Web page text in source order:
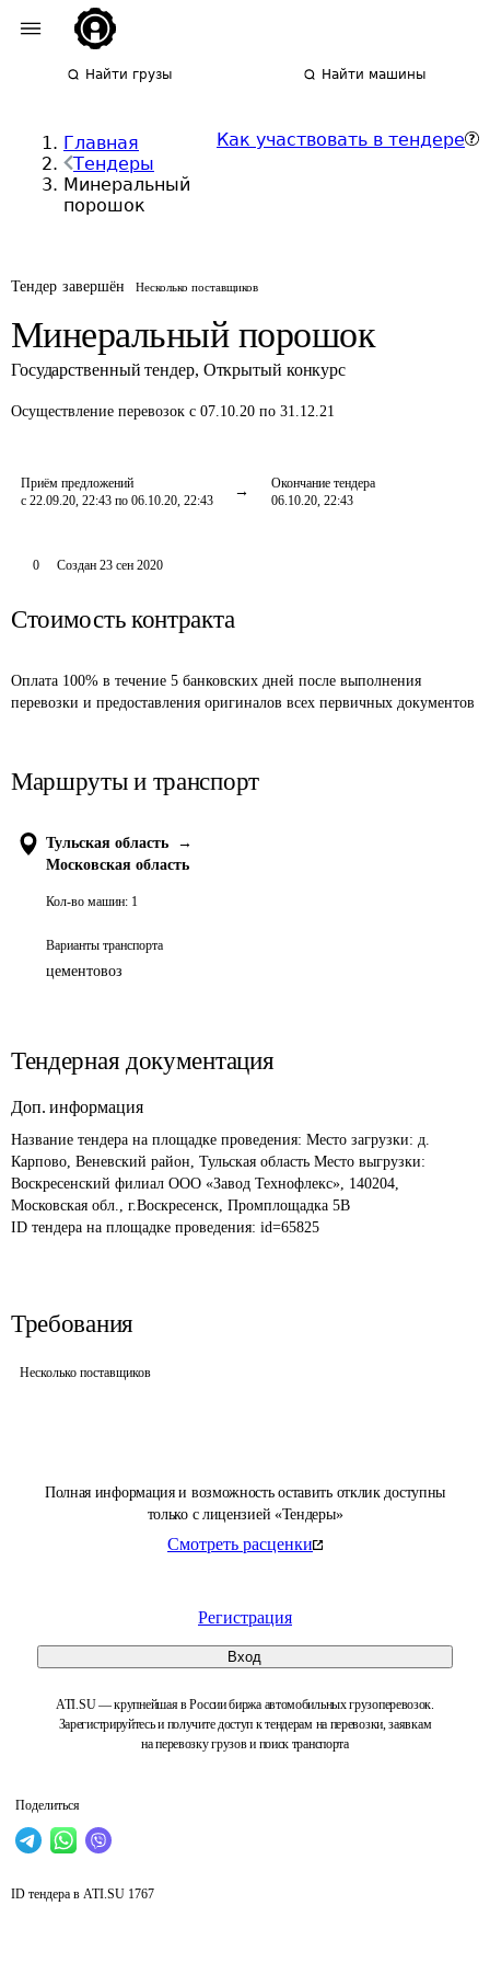
Найти грузы Найти машины
Главная
Тендеры
Минеральный
порошок
Как участвовать в тендере
Тендер завершён Несколько поставщиков
Минеральный порошок
Государственный тендер, Открытый конкурс
Осуществление перевозок с 07.10.20 по 31.12.21
Приём предложений
с 22.09.20, 22:43 по 06.10.20, 22:43
Окончание тендера
06.10.20, 22:43
Полная информация и возможность оставить отклик доступны
только с лицензией «Тендеры»
Смотреть расценки
Регистрация
Вход
ATI.SU — крупнейшая в России биржа автомобильных грузоперевозок.
Зарегистрируйтесь и получите доступ к тендерам на перевозки, заявкам
на перевозку грузов и поиск транспорта
Поделиться
0 Создан 23 сен 2020
Стоимость контракта
Оплата 100% в течение 5 банковских дней после выполнения
перевозки и предоставления оригиналов всех первичных документов
Маршруты и транспорт
Тульская область
→
Московская область
Кол-во машин: 1
Варианты транспорта
цементовоз
Тендерная документация
Доп. информация
Название тендера на площадке проведения: Место загрузки: д.
Карпово, Веневский район, Тульская область Место выгрузки:
Воскресенский филиал ООО «Завод Технофлекс», 140204,
Московская обл., г.Воскресенск, Промплощадка 5В
ID тендера на площадке проведения: id=65825
Требования
Несколько поставщиков
ID тендера в ATI.SU 1767